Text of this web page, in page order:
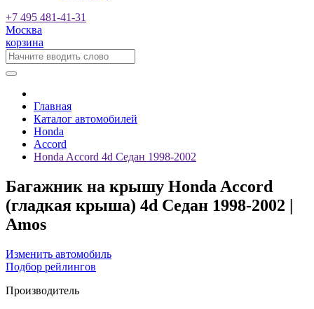
+7 495 481-41-31
Москва
корзина
Главная
Каталог автомобилей
Honda
Accord
Honda Accord 4d Седан 1998-2002
Багажник на крышу Honda Accord
(гладкая крыша) 4d Седан 1998-2002 |
Amos
Изменить автомобиль
Подбор рейлингов
Производитель